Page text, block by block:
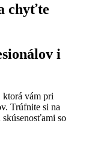
chyťte
i
ktorá vám pri
Trúfnite si na
so